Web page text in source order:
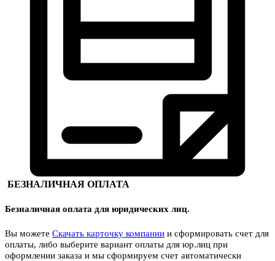
БЕЗНАЛИЧНАЯ ОПЛАТА
Безналичная оплата для юридических лиц.
Вы можете Скачать карточку компании и сформировать счет для
оплаты, либо выберите вариант оплаты для юр.лиц при
оформлении заказа и мы сформируем счет автоматически